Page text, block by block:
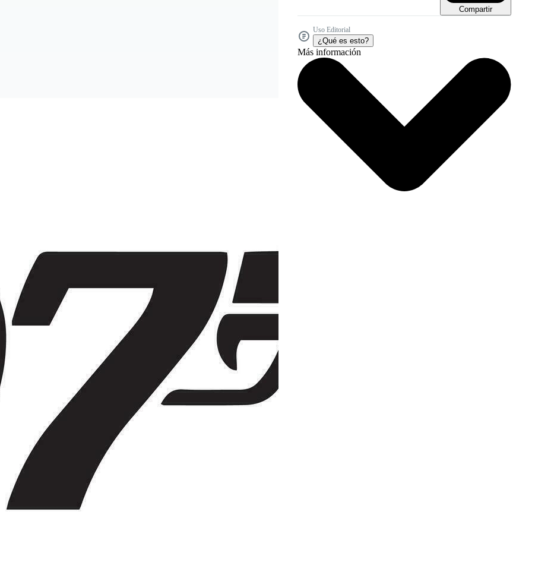
Compartir
Uso Editorial
¿Qué es esto?
Más información